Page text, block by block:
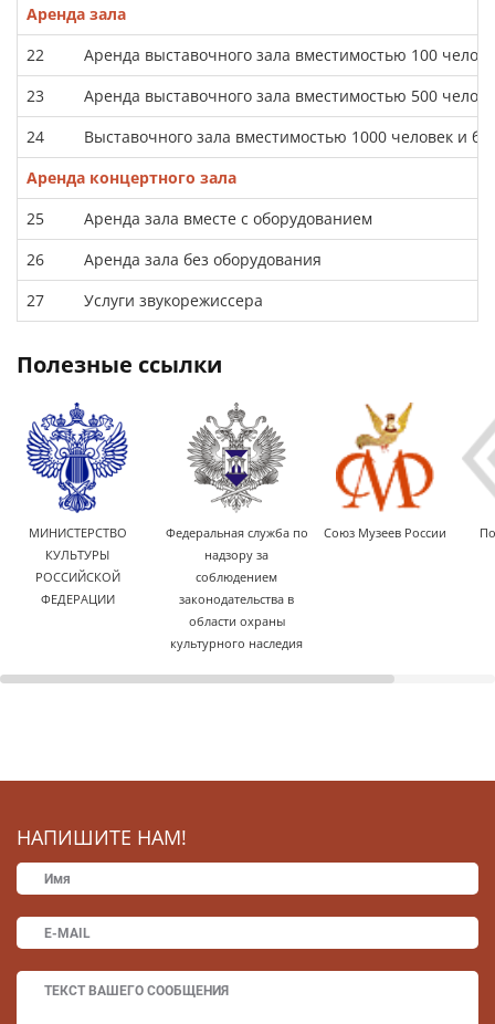
Аренда зала
22
Аренда выставочного зала вместимостью 100
23
Аренда выставочного зала вместимостью 500
24
Выставочного зала вместимостью 1000 человек и
Аренда концертного зала
25
Аренда зала вместе с оборудованием
26
Аренда зала без оборудования
27
Услуги звукорежиссера
полезные ссылки
МИНИСТЕРСТВО
КУЛЬТУРЫ
РОССИЙСКОЙ
ФЕДЕРАЦИИ
Федеральная служба по
надзору за
соблюдением
законодательства в
области охраны
культурного наследия
Союз Музеев России
НАПИШИТЕ НАМ!